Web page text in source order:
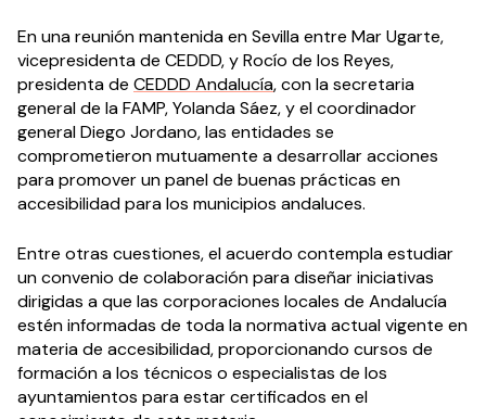
En una reunión mantenida en Sevilla entre Mar Ugarte,
vicepresidenta de CEDDD, y Rocío de los Reyes,
presidenta de CEDDD Andalucía, con la secretaria
general de la FAMP, Yolanda Sáez, y el coordinador
general Diego Jordano, las entidades se
comprometieron mutuamente a desarrollar acciones
para promover un panel de buenas prácticas en
accesibilidad para los municipios andaluces.
Entre otras cuestiones, el acuerdo contempla estudiar
un convenio de colaboración para diseñar iniciativas
dirigidas a que las corporaciones locales de Andalucía
estén informadas de toda la normativa actual vigente en
materia de accesibilidad, proporcionando cursos de
formación a los técnicos o especialistas de los
ayuntamientos para estar certificados en el